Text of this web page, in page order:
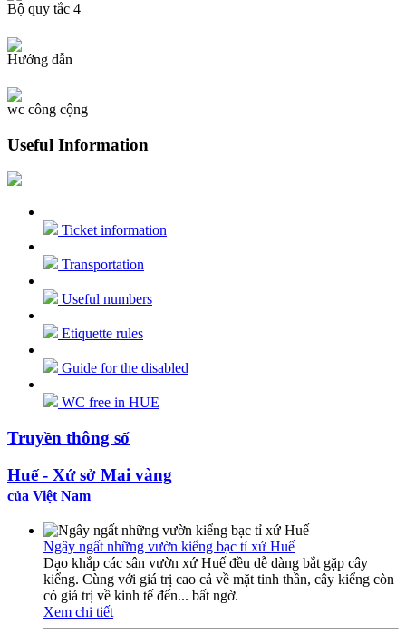
Bộ quy tắc 4
Hướng dẫn
wc công cộng
Useful Information
Ticket information
Transportation
Useful numbers
Etiquette rules
Guide for the disabled
WC free in HUE
Truyền thông số
Huế - Xứ sở Mai vàng
của Việt Nam
Ngây ngất những vườn kiểng bạc tỉ xứ Huế
Dạo khắp các sân vườn xứ Huế đều dễ dàng bắt gặp cây
kiểng. Cùng với giá trị cao cả về mặt tinh thần, cây kiểng còn
có giá trị về kinh tế đến... bất ngờ.
Xem chi tiết